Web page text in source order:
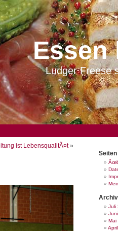
Essen
Ludger Freese
ist LebensqualitÃ¤t»
Seiten
Archiv
Juli
Mai